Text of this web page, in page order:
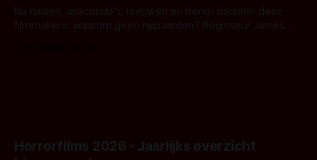
Na haaien, anaconda's, leeuwen en beren dachten deze
filmmakers: waarom geen nijlpaarden? Regisseur James
Horrorfilms 2026 - Jaarlijks overzicht